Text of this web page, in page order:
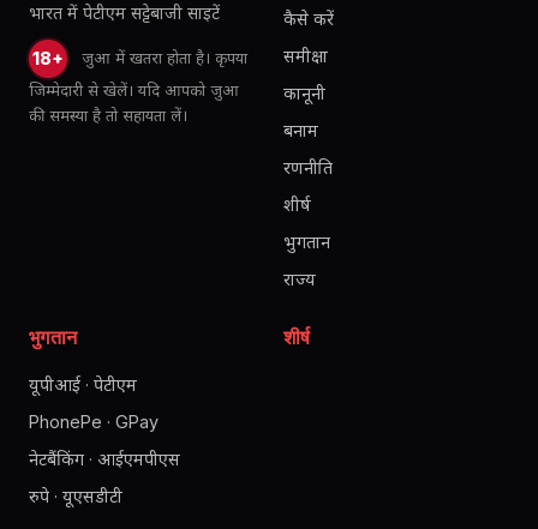
भारत में पेटीएम सट्टेबाजी साइटें
18+
जुआ में खतरा होता है। कृपया
जिम्मेदारी से खेलें। यदि आपको जुआ
की समस्या है तो सहायता लें।
कैसे करें
समीक्षा
कानूनी
बनाम
रणनीति
शीर्ष
भुगतान
राज्य
भुगतान
यूपीआई · पेटीएम
PhonePe · GPay
नेटबैंकिंग · आईएमपीएस
रुपे · यूएसडीटी
शीर्ष